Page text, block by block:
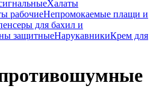
Халаты
рабочиеНепромокаемые плащи и
для бахил и
защитныеНарукавникиКрем для